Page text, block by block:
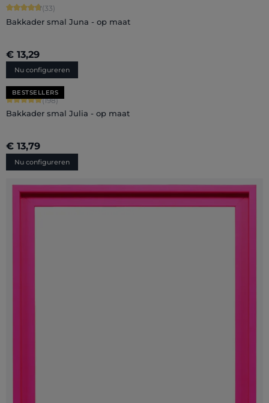
Gemiddelde score van 4.82 op 5 sterren
(33)
Bakkader smal Juna - op maat
€ 13,29
Nu configureren
BESTSELLERS
Gemiddelde score van 4.88 op 5 sterren
(198)
Bakkader smal Julia - op maat
€ 13,79
Nu configureren